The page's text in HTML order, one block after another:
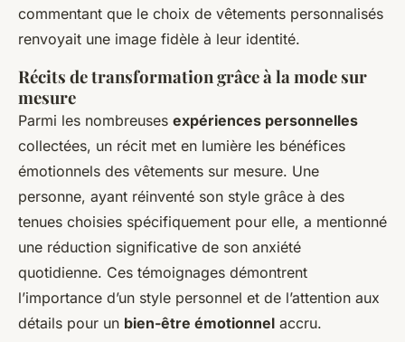
commentant que le choix de vêtements personnalisés
renvoyait une image fidèle à leur identité.
Récits de transformation grâce à la mode sur
mesure
Parmi les nombreuses expériences personnelles
collectées, un récit met en lumière les bénéfices
émotionnels des vêtements sur mesure. Une
personne, ayant réinventé son style grâce à des
tenues choisies spécifiquement pour elle, a mentionné
une réduction significative de son anxiété
quotidienne. Ces témoignages démontrent
l’importance d’un style personnel et de l’attention aux
détails pour un bien-être émotionnel accru.